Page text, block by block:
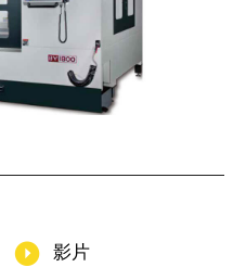
影片